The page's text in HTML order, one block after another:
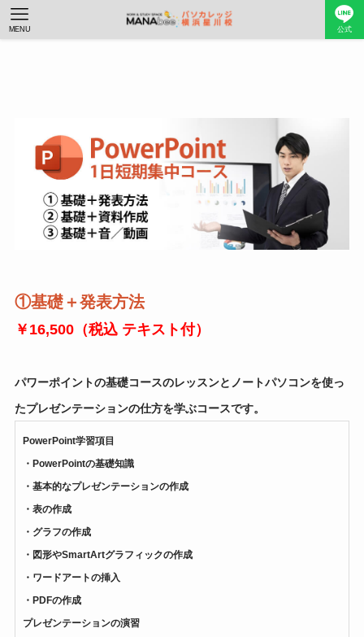
公式
MENU
①基礎＋発表方法
￥16,500（税込 テキスト付）
パワーポイントの基礎コースのレッスンとノートパソコンを使っ
たプレゼンテーションの仕方を学ぶコースです。
PowerPoint学習項目
・PowerPointの基礎知識
・基本的なプレゼンテーションの作成
・表の作成
・グラフの作成
・図形やSmartArtグラフィックの作成
・ワードアートの挿入
・PDFの作成
プレゼンテーションの演習